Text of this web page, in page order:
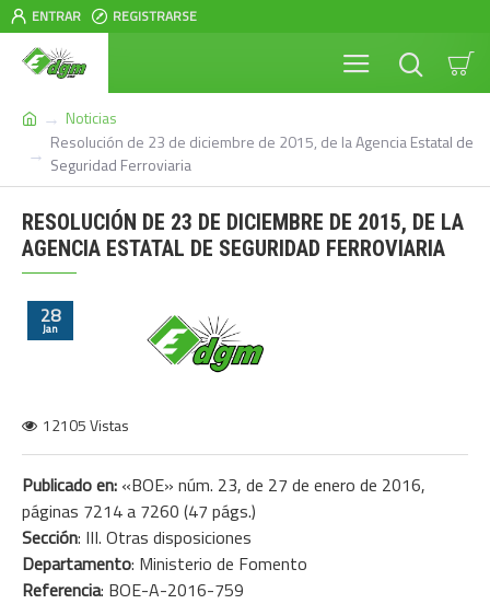
ENTRAR REGISTRARSE
Noticias
Resolución de 23 de diciembre de 2015, de la Agencia Estatal de
Seguridad Ferroviaria
RESOLUCIÓN DE 23 DE DICIEMBRE DE 2015, DE LA
AGENCIA ESTATAL DE SEGURIDAD FERROVIARIA
28
Jan
12105 Vistas
Publicado en: «BOE» núm. 23, de 27 de enero de 2016,
páginas 7214 a 7260 (47 págs.)
Sección: III. Otras disposiciones
Departamento: Ministerio de Fomento
Referencia: BOE-A-2016-759